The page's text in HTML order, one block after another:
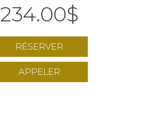
234.00$
RÉSERVER
APPELER